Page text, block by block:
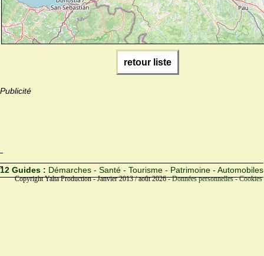
retour liste
Publicité
12 Guides : Démarches - Santé - Tourisme - Patrimoine - Automobiles
Copyright Yalta Production - Janvier 2013 / août 2026 -Données personnelles -